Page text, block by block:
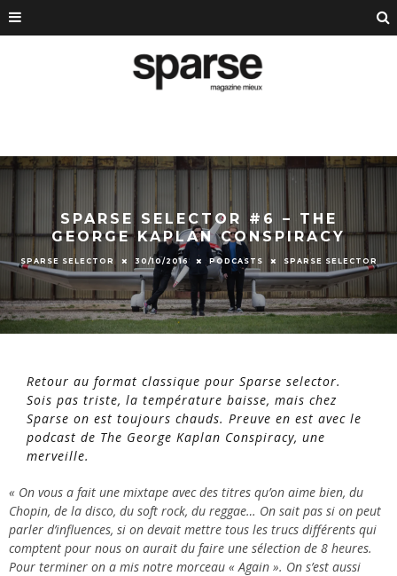
SPARSE SELECTOR #6 – THE
GEORGE KAPLAN CONSPIRACY
SPARSE SELECTOR 30/10/2016 PODCASTS SPARSE SELECTOR
Retour au format classique pour Sparse selector.
Sois pas triste, la température baisse, mais chez
Sparse on est toujours chauds. Preuve en est avec le
podcast de The George Kaplan Conspiracy, une
merveille.
« On vous a fait une mixtape avec des titres qu’on aime bien, du
Chopin, de la disco, du soft rock, du reggae… On sait pas si on peut
parler d’influences, si on devait mettre tous les trucs différents qui
comptent pour nous on aurait du faire une sélection de 8 heures.
Pour terminer on a mis notre morceau « Again ». On s’est aussi